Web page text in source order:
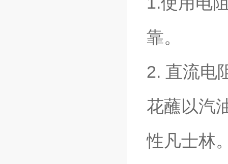
靠。
2. 直流电
花蘸以汽
性凡士林